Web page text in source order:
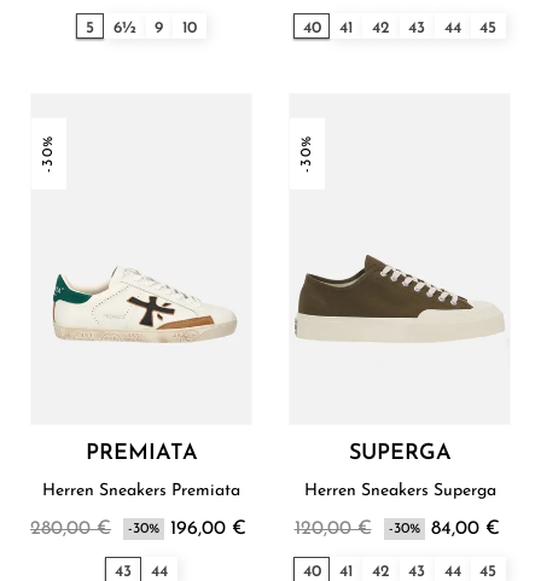
5 6½ 9 10 40 41 42 43 44 45
-30%
PREMIATA
Herren Sneakers Premiata
280,00 € -30% 196,00 €
43 44
-30%
SUPERGA
Herren Sneakers Superga
120,00 € -30% 84,00 €
40 41 42 43 44 45